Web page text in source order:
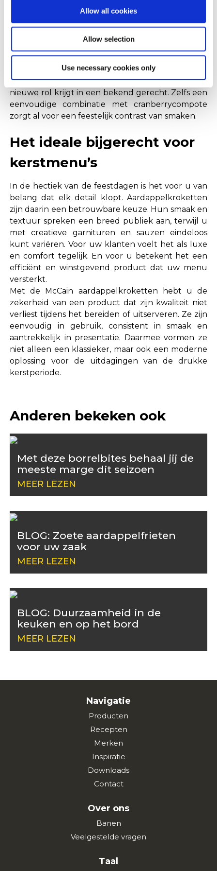
Allow all cookies
Allow selection
Use necessary cookies only
aardappelkroketje doorgesneden en gevuld met
een stukje gesmolten brie en afgewerkt met een
druppel honing vormt een onweerstaanbare
Voor een meer klassieke benadering kunt u de
kroketjes serveren bij een rijk stoofgerecht of
naast carpaccio met pesto, zodat de aardappel een
nieuwe rol krijgt in een bekend gerecht. Zelfs een
eenvoudige combinatie met cranberrycompote
zorgt al voor een feestelijk contrast van smaken.
Het ideale bijgerecht voor
kerstmenu’s
In de hectiek van de feestdagen is het voor u van
belang dat elk detail klopt. Aardappelkroketten
zijn daarin een betrouwbare keuze. Hun smaak en
textuur spreken een breed publiek aan, terwijl u
met creatieve garnituren en sauzen eindeloos
kunt variëren. Voor uw klanten voelt het als luxe
en comfort tegelijk. En voor u betekent het een
efficiënt en winstgevend product dat uw menu
versterkt.
Met de McCain aardappelkroketten hebt u de
zekerheid van een product dat zijn kwaliteit niet
verliest tijdens het bereiden of uitserveren. Ze zijn
eenvoudig in gebruik, consistent in smaak en
aantrekkelijk in presentatie. Daarmee vormen ze
niet alleen een klassieker, maar ook een moderne
oplossing voor de uitdagingen van de drukke
kerstperiode.
Anderen bekeken ook
Met deze borrelbites behaal jij de
meeste marge dit seizoen
MEER LEZEN
BLOG: Zoete aardappelfrieten
voor uw zaak
MEER LEZEN
BLOG: Duurzaamheid in de
keuken en op het bord
MEER LEZEN
Navigatie
Producten
Recepten
Merken
Inspiratie
Downloads
Contact
Over ons
Banen
Veelgestelde vragen
Taal